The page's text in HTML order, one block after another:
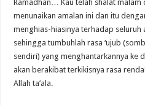
Ramadhan… Kau telah shalat
menunaikan amalan ini dan itu
menghias-hiasinya terhadap seluruh
sehingga tumbuhlah rasa ‘ujub
sendiri) yang menghantarkannya ke
akan berakibat terkikisnya rasa
Allah ta’ala.